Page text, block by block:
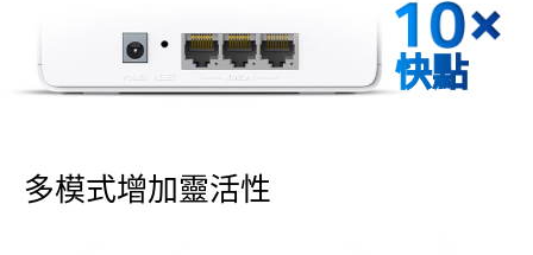
快點
多模式增加靈活性